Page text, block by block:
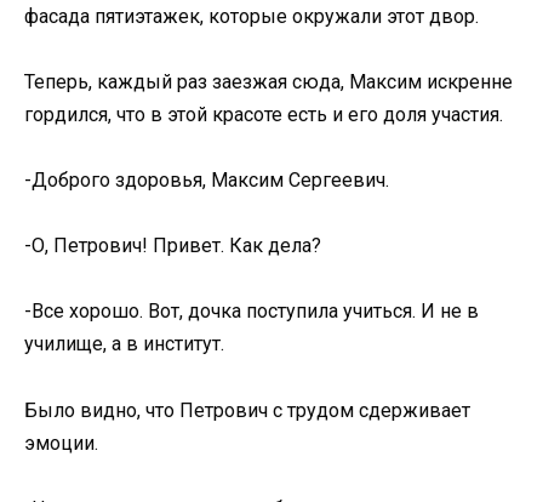
фасада пятиэтажек, которые окружали этот двор.
Теперь, каждый раз заезжая сюда, Максим искренне
гордился, что в этой красоте есть и его доля участия.
-Доброго здоровья, Максим Сергеевич.
-О, Петрович! Привет. Как дела?
-Все хорошо. Вот, дочка поступила учиться. И не в
училище, а в институт.
Было видно, что Петрович с трудом сдерживает
эмоции.